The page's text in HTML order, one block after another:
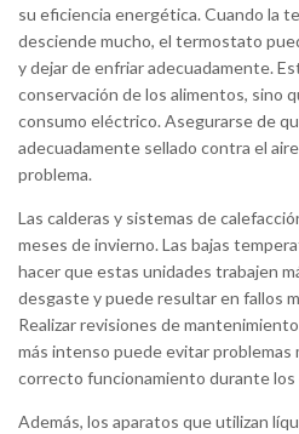
su eficiencia energética. Cuando la
desciende mucho, el termostato
y dejar de enfriar adecuadamente.
conservación de los alimentos, sino
consumo eléctrico. Asegurarse de
adecuadamente sellado contra el
problema.
Las calderas y sistemas de
meses de invierno. Las bajas
hacer que estas unidades trabajen
desgaste y puede resultar en fallos
Realizar revisiones de
más intenso puede evitar problemas
correcto funcionamiento durante los
Además, los aparatos que utilizan